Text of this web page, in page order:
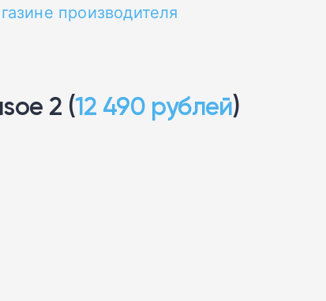
производителя
2 (12 490 рублей)